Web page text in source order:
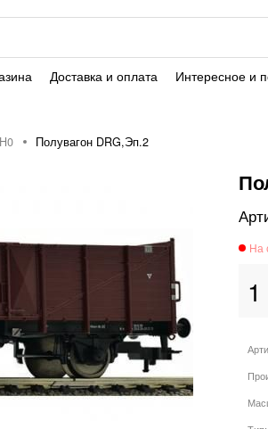
Доставка и оплата Интересное и
Полувагон DRG,Эп.2